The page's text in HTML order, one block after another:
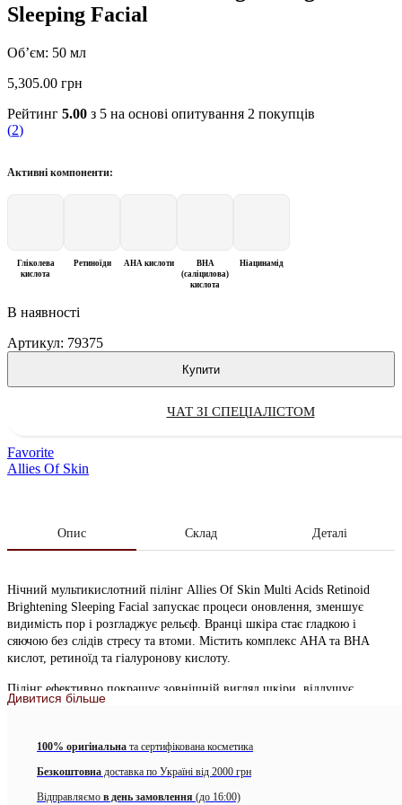
Sleeping Facial
Об’єм: 50 мл
5,305.00 грн
Рейтинг 5.00 з 5 на основі опитування 2 покупців
(2)
Активні компоненти:
Гліколева
кислота
Ретиноїди AHA кислоти
BHA
(саліцилова)
кислота
Ніацинамід
В наявності
Артикул: 79375
Купити
ЧАТ ЗІ СПЕЦІАЛІСТОМ
Favorite
Allies Of Skin
Опис Склад Деталі
Нічний мультикислотний пілінг Allies Of Skin Multi Acids Retinoid
Brightening Sleeping Facial запускає процеси оновлення, зменшує
видимість пор і розгладжує рельєф. Вранці шкіра стає гладкою і
сяючою без слідів стресу та втоми. Містить комплекс AHA та BHA
кислот, ретиноїд та гіалуронову кислоту.
Пілінг ефективно покращує зовнішній вигляд шкіри, відлущує
ороговілі клітини, робить шкіру гладкою і бархатистою. Пом’якшує
Освітлює небажану пігментацію та постакне, вирівнює тон обличчя та
надає шкірі здорового сяйва.
Дивитися більше
100% оригінальна та сертифікована косметика
Безкоштовна доставка по Україні від 2000 грн
Відправляємо в день замовлення (до 16:00)